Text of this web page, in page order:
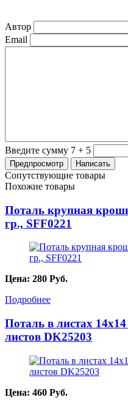
Автор
Email
Введите сумму 7 + 5
Сопутствующие товары
Похожие товары
Поталь крупная
гр., SFF0221
Цена: 280 Руб.
Подробнее
Поталь в листах
листов DK25203
Цена: 460 Руб.